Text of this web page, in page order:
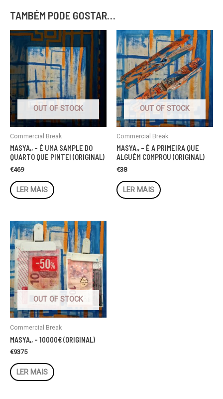
TAMBÉM PODE GOSTAR…
OUT OF STOCK
Commercial Break
MASYA,, – É UMA SAMPLE DO
QUARTO QUE PINTEI (ORIGINAL)
€469
LER MAIS
OUT OF STOCK
Commercial Break
MASYA,, – É A PRIMEIRA QUE
ALGUÉM COMPROU (ORIGINAL)
€38
LER MAIS
OUT OF STOCK
Commercial Break
MASYA,, – 10000€ (ORIGINAL)
€9375
LER MAIS